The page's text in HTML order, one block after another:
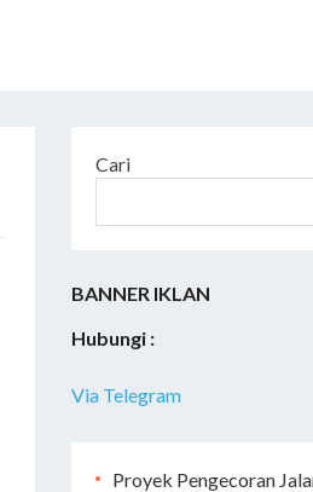
Cari
BANNER IKLAN
Hubungi :
Via Telegram
Proyek Pengecoran